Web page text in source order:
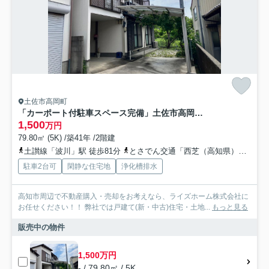
土佐市高岡町
「カーポート付駐車スペース完備」土佐市高岡町丙 中古一戸建て
1,500万円
79.80㎡ (5K) /築41年 /2階建
土讃線「波川」駅 徒歩81分
とさでん交通「西芝（高知県）」バス停下車 徒歩5分
駐車2台可 閑静な住宅地 浄化槽排水
高知市周辺で不動産購入・売却をお考えなら、ライズホーム株式会社に
お任せください！！ 弊社では戸建て(新・中古)住宅・土地... もっと見る
販売中の物件
1,500万円